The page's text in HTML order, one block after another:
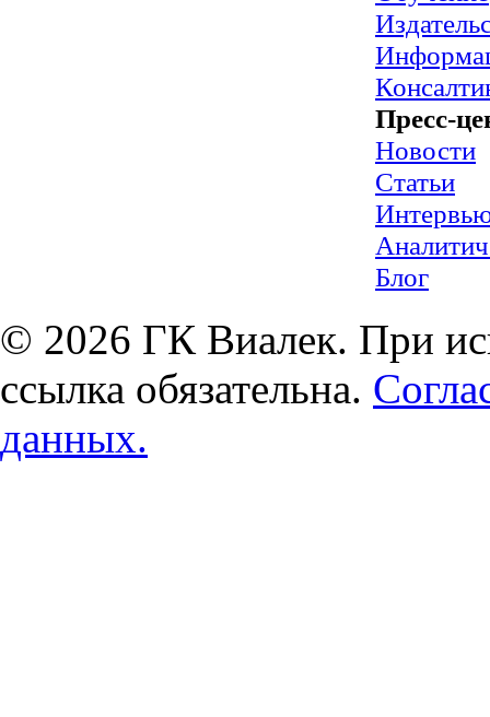
Пресс-
Новости
Статьи
Блог
© 2026 ГК Виалек. При
ссылка обязательна.
данных.